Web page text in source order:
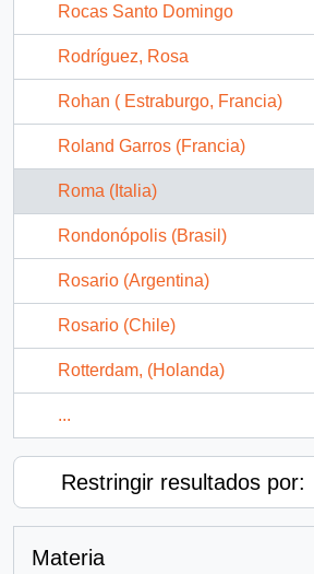
Rocas Santo Domingo
Rodríguez, Rosa
Rohan ( Estraburgo, Francia)
Roland Garros (Francia)
Roma (Italia)
Rondonópolis (Brasil)
Rosario (Argentina)
Rosario (Chile)
Rotterdam, (Holanda)
...
Restringir resultados por:
Materia